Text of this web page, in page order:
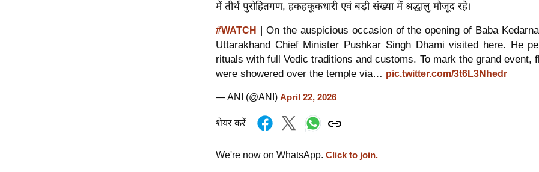
में तीर्थ पुरोहितगण, हकहकूकधारी एवं बड़ी संख्या में श्रद्धालु मौजूद रहे।
#WATCH
| On the auspicious occasion of the opening of Baba
Uttarakhand Chief Minister Pushkar Singh Dhami visited here. He
rituals with full Vedic traditions and customs. To mark the grand event,
were showered over the temple via… pic.twitter.com/3t6L3Nhedr
— ANI (@ANI) April 22, 2026
शेयर करें
We're now on WhatsApp. Click to join.